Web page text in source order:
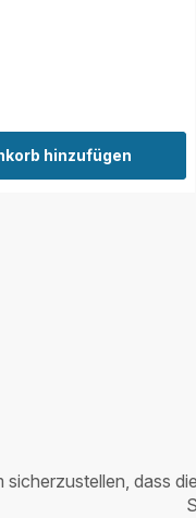
hinzufügen
sicherzustellen, dass